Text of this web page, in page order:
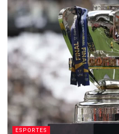
ESPORTES